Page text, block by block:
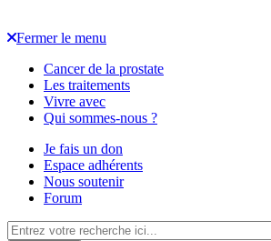
Fermer le menu
Cancer de la prostate
Les traitements
Vivre avec
Qui sommes-nous ?
Je fais un don
Espace adhérents
Nous soutenir
Forum